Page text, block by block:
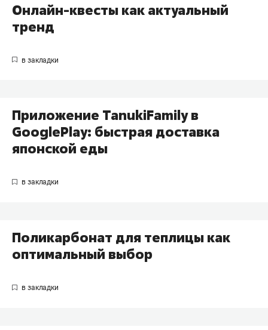
Онлайн-квесты как актуальный
тренд
Приложение TanukiFamily в
GooglePlay: быстрая доставка
японской еды
Поликарбонат для теплицы как
оптимальный выбор